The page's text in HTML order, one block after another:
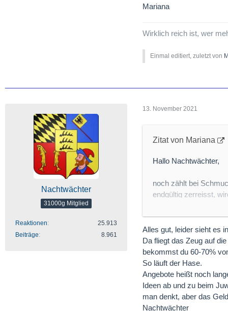
Mariana
Wirklich reich ist, wer
Einmal editiert, zuletzt von
Nachtwächter
31000g Mitglied
Reaktionen
25.913
Beiträge
8.961
13. November 2021
Zitat von Mariana
Hallo Nachtwächter,
noch zählt bei
endgültig zerreisst,
Liebste.
Vergleiche bitte die
dass ich im trotz
Viele Grüße
Mariana
Alles gut, leider sieht es
Da fliegt das Zeug auf
bekommst du 60-70%
So läuft der Hase.
Angebote heißt noch
Ideen ab und zu beim
man denkt, aber das
Nachtwächter